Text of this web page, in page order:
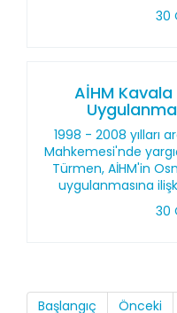
30
AİHM
1998 - 2008 yılları
Mahkemesi'nde
Türmen, AİHM'in
uygulanmasına
30
Başlangıç Önceki